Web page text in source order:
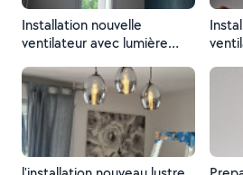
Installation nouvelle
ventilateur avec lumière